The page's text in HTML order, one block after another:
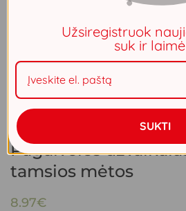
Pagalvėlės
tamsios mėtos
8.97€
Užsiregistruok
suk ir
SUKTI